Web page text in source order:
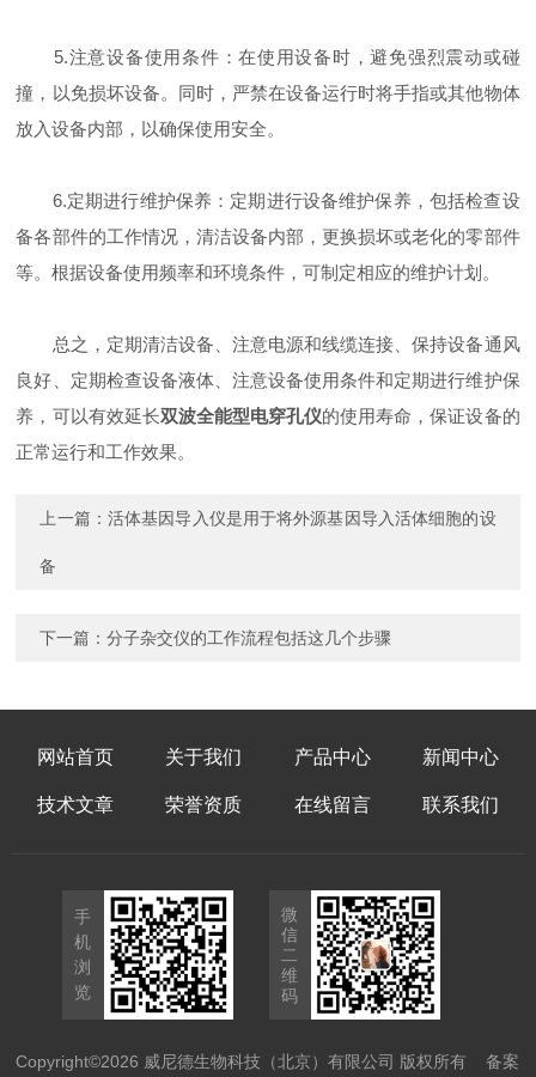
5.注意设备使用条件：在使用设备时，避免强烈震动或碰
撞，以免损坏设备。同时，严禁在设备运行时将手指或其他物体
放入设备内部，以确保使用安全。
6.定期进行维护保养：定期进行设备维护保养，包括检查设
备各部件的工作情况，清洁设备内部，更换损坏或老化的零部件
等。根据设备使用频率和环境条件，可制定相应的维护计划。
总之，定期清洁设备、注意电源和线缆连接、保持设备通风
良好、定期检查设备液体、注意设备使用条件和定期进行维护保
养，可以有效延长双波全能型电穿孔仪的使用寿命，保证设备的
正常运行和工作效果。
上一篇： 活体基因导入仪是用于将外源基因导入活体细胞的设
备
下一篇：分子杂交仪的工作流程包括这几个步骤
网站首页 关于我们 产品中心 新闻中心
技术文章 荣誉资质 在线留言 联系我们
手
机
浏
览
微
信
二
维
码
Copyright©2026 威尼德生物科技（北京）有限公司 版权所有备案